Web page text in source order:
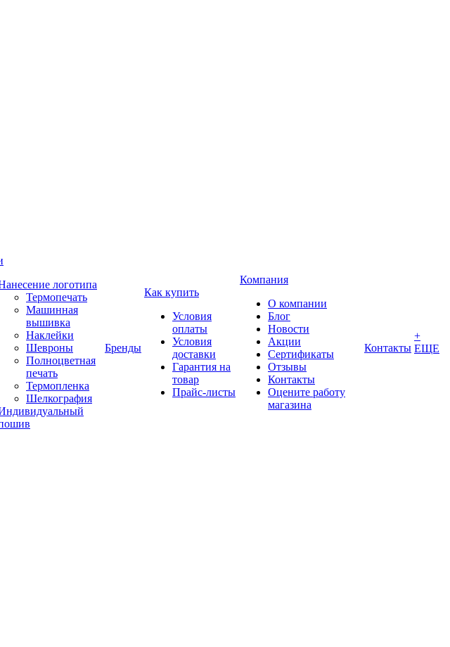
логотипа
Термопечать
Машинная
вышивка
Наклейки
Шевроны
Полноцветная
печать
Термопленка
Шелкография
Бренды
Как купить
Условия
оплаты
Условия
доставки
Гарантия на
товар
Прайс-листы
Компания
О компании
Блог
Новости
Акции
Сертификаты
Отзывы
Контакты
Оцените работу
магазина
Контакты
+
ЕЩЕ